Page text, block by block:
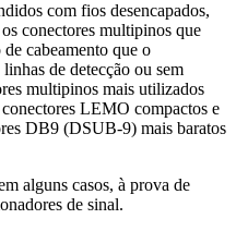
com fios desencapados,
conectores multipinos que
cabeamento que o
de detecção ou sem
multipinos mais utilizados
LEMO compactos e
DB9 (DSUB-9) mais baratos
alguns casos, à prova de
de sinal.